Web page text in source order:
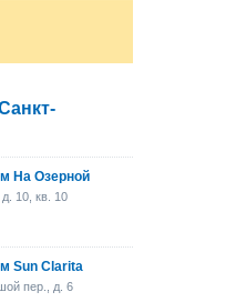
На Озерной
10, кв. 10
Sun Clarita
пер., д. 6